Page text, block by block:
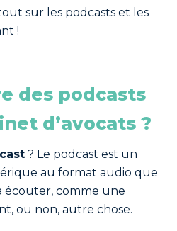
sur les podcasts et les
!
des podcasts
d’avocats ?
? Le podcast est un
au format audio que
écouter, comme une
ou non, autre chose.